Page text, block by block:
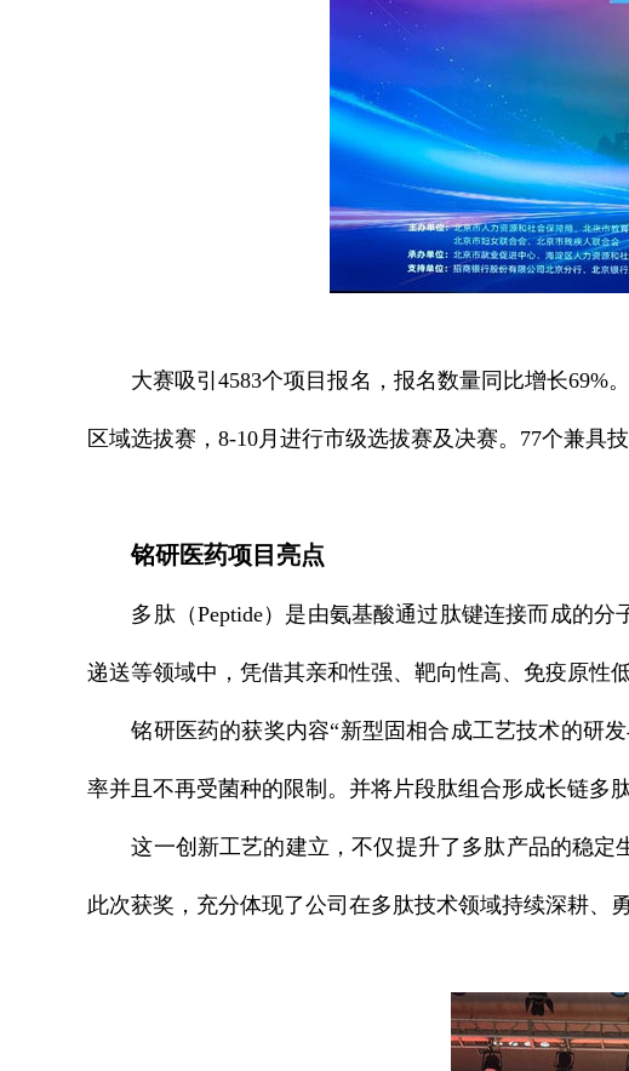
大赛吸引4583个项目报名，报名数量同比增长69%
区域选拔赛，8-10月进行市级选拔赛及决赛。77个兼具
铭研医药项目亮点
多肽（Peptide）是由氨基酸通过肽键连接而成的分
递送等领域中，凭借其亲和性强、靶向性高、免疫原性
铭研医药的获奖内容“新型固相合成工艺技术的研发
率并且不再受菌种的限制。并将片段肽组合形成长链多
这一创新工艺的建立，不仅提升了多肽产品的稳定
此次获奖，充分体现了公司在多肽技术领域持续深耕、